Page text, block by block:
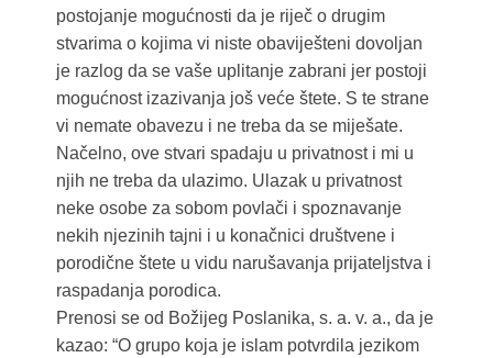
postojanje mogućnosti da je riječ o drugim
stvarima o kojima vi niste obaviješteni dovoljan
je razlog da se vaše uplitanje zabrani jer postoji
mogućnost izazivanja još veće štete. S te strane
vi nemate obavezu i ne treba da se miješate.
Načelno, ove stvari spadaju u privatnost i mi u
njih ne treba da ulazimo. Ulazak u privatnost
neke osobe za sobom povlači i spoznavanje
nekih njezinih tajni i u konačnici društvene i
porodične štete u vidu narušavanja prijateljstva i
raspadanja porodica.
Prenosi se od Božijeg Poslanika, s. a. v. a., da je
kazao: “O grupo koja je islam potvrdila jezikom